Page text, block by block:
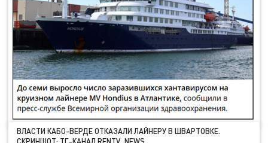
ВЛАСТИ КАБО-ВЕРДЕ ОТКАЗАЛИ ЛАЙНЕРУ В ШВАРТОВКЕ.